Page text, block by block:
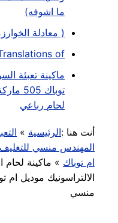
ما اشوفه)
( معادلة
Translations of أحدث
ماكينة تعبئة
توباك
لحام رباعي
أنت هنا : الرئيسية »
المهندس منسي للتغليف
ام توباك » ماكينة لحام
منسي